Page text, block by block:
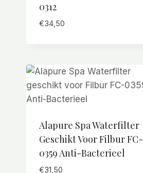
0312
€34,50
Alapure Spa Waterfilter
Geschikt Voor Filbur FC-
0359 Anti-Bacterieel
€31,50